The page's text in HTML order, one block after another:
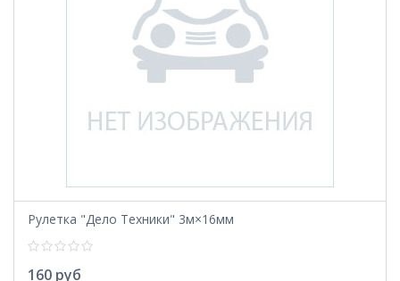
Рулетка "Дело Техники" 3м×16мм
160 руб